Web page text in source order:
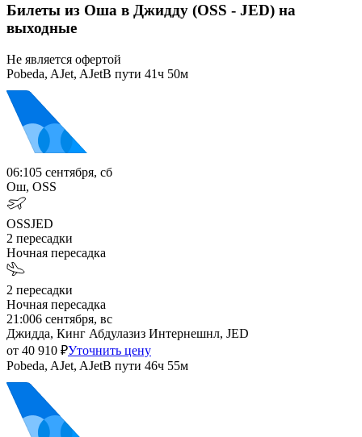
Билеты из Оша в Джидду (OSS - JED) на
выходные
Не является офертой
Pobeda, AJet, AJetВ пути 41ч 50м
06:105 сентября, сб
Ош, OSS
OSSJED
2 пересадки
Ночная пересадка
2 пересадки
Ночная пересадка
21:006 сентября, вс
Джидда, Кинг Абдулазиз Интернешнл, JED
от 40 910 ₽Уточнить цену
Pobeda, AJet, AJetВ пути 46ч 55м